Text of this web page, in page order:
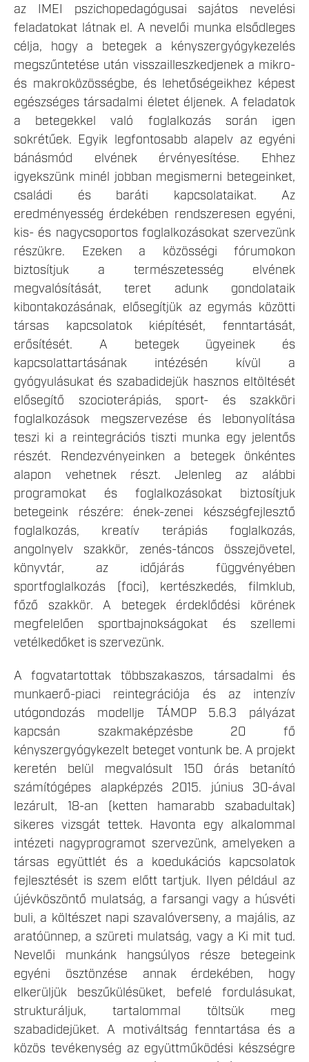
az IMEI pszichopedagógusai sajátos nevelési
feladatokat látnak el. A nevelői munka elsődleges
célja, hogy a betegek a kényszergyógykezelés
megszűntetése után visszailleszkedjenek a mikro-
és makroközösségbe, és lehetőségeikhez képest
egészséges társadalmi életet éljenek. A feladatok
a betegekkel való foglalkozás során igen
sokrétűek. Egyik legfontosabb alapelv az egyéni
bánásmód elvének érvényesítése. Ehhez
igyekszünk minél jobban megismerni betegeinket,
családi és baráti kapcsolataikat. Az
eredményesség érdekében rendszeresen egyéni,
kis- és nagycsoportos foglalkozásokat szervezünk
részükre. Ezeken a közösségi fórumokon
biztosítjuk a természetesség elvének
megvalósítását, teret adunk gondolataik
kibontakozásának, elősegítjük az egymás közötti
társas kapcsolatok kiépítését, fenntartását,
erősítését. A betegek ügyeinek és
kapcsolattartásának intézésén kívül a
gyógyulásukat és szabadidejük hasznos eltöltését
elősegítő szocioterápiás, sport- és szakköri
foglalkozások megszervezése és lebonyolítása
teszi ki a reintegrációs tiszti munka egy jelentős
részét. Rendezvényeinken a betegek önkéntes
alapon vehetnek részt. Jelenleg az alábbi
programokat és foglalkozásokat biztosítjuk
betegeink részére: ének-zenei készségfejlesztő
foglalkozás, kreatív terápiás foglalkozás,
angolnyelv szakkör, zenés-táncos összejövetel,
könyvtár, az időjárás függvényében
sportfoglalkozás (foci), kertészkedés, filmklub,
főző szakkör. A betegek érdeklődési körének
megfelelően sportbajnokságokat és szellemi
vetélkedőket is szervezünk.
A fogvatartottak többszakaszos, társadalmi és
munkaerő-piaci reintegrációja és az intenzív
utógondozás modellje TÁMOP 5.6.3 pályázat
kapcsán szakmaképzésbe 20 fő
kényszergyógykezelt beteget vontunk be. A projekt
keretén belül megvalósult 150 órás betanító
számítógépes alapképzés 2015. június 30-ával
lezárult, 18-an (ketten hamarabb szabadultak)
sikeres vizsgát tettek. Havonta egy alkalommal
intézeti nagyprogramot szervezünk, amelyeken a
társas együttlét és a koedukációs kapcsolatok
fejlesztését is szem előtt tartjuk. Ilyen például az
újévköszöntő mulatság, a farsangi vagy a húsvéti
buli, a költészet napi szavalóverseny, a majális, az
aratóünnep, a szüreti mulatság, vagy a Ki mit tud.
Nevelői munkánk hangsúlyos része betegeink
egyéni ösztönzése annak érdekében, hogy
elkerüljük beszűkülésüket, befelé fordulásukat,
strukturáljuk, tartalommal töltsük meg
szabadidejüket. A motiváltság fenntartása és a
közös tevékenység az együttműködési készségre